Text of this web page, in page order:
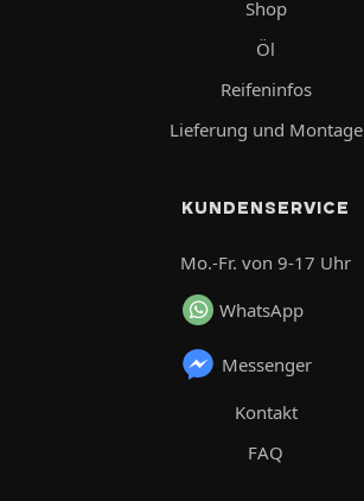
Shop
Öl
Reifeninfos
Lieferung und Montage
KUNDENSERVICE
Mo.-Fr. von 9-17 Uhr
WhatsApp
Messenger
Kontakt
FAQ